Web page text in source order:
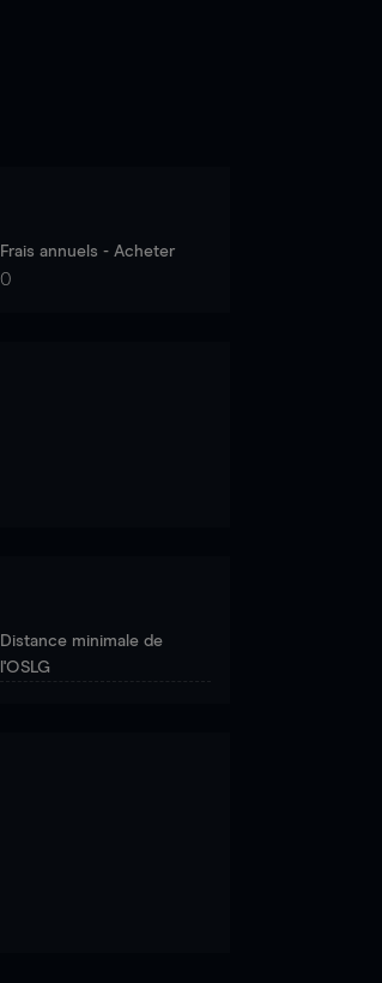
Frais annuels - Acheter
0
Distance minimale de
l'OSLG